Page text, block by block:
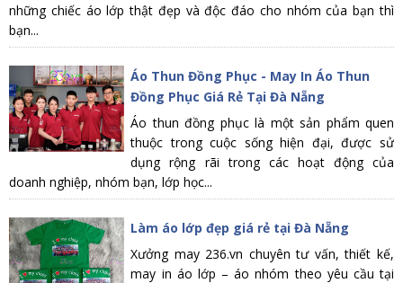
những chiếc áo lớp thật đẹp và độc đáo cho nhóm của bạn thì
bạn...
Áo Thun Đồng Phục - May In Áo Thun
Đồng Phục Giá Rẻ Tại Đà Nẵng
Áo thun đồng phục là một sản phẩm quen
thuộc trong cuộc sống hiện đại, được sử
dụng rộng rãi trong các hoạt động của
doanh nghiệp, nhóm bạn, lớp học...
Làm áo lớp đẹp giá rẻ tại Đà Nẵng
Xưởng may 236.vn chuyên tư vấn, thiết kế,
may in áo lớp – áo nhóm theo yêu cầu tại